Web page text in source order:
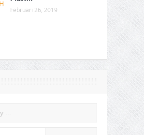
Februari 26, 2019